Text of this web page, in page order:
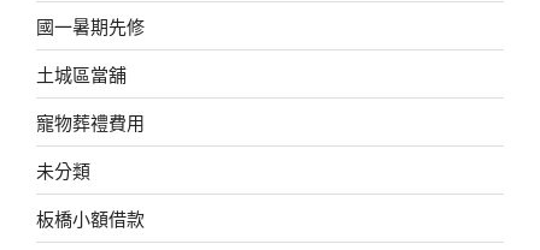
國一暑期先修
土城區當舖
寵物葬禮費用
未分類
板橋小額借款